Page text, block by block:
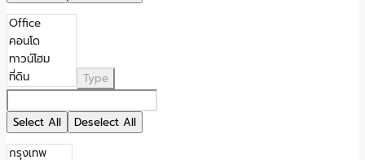
Type
Select All Deselect All